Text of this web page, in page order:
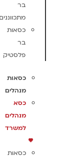
בר
מתכווננים
כסאות
בר
פלסטיק
כסאות
מנהלים
כסא
מנהלים
למשרד
כסאות